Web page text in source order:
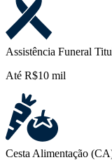
Assistência Funeral
Até R$10 mil
Cesta Alimentação